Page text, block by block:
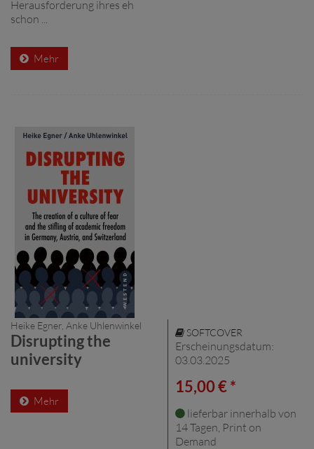
Herausforderung ihres eh
schon ...
Mehr
Heike Egner, Anke Uhlenwinkel
Disrupting the
university
Mehr
SOFTCOVER
Erscheinungsdatum:
03.03.2025
15,00 € *
lieferbar innerhalb von
14 Tagen, Print on
Demand